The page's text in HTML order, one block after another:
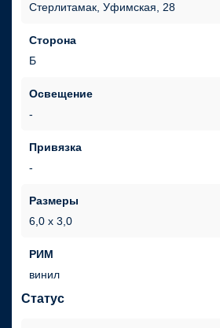
Стерлитамак, Уфимская, 28
Сторона
Б
Освещение
Привязка
Размеры
6,0 х 3,0
РИМ
винил
Статус